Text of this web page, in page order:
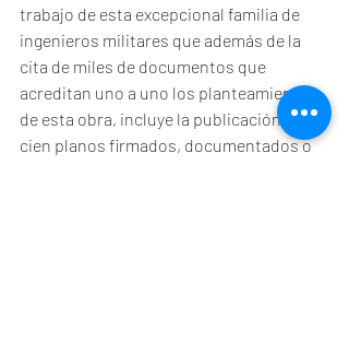
trabajo de esta excepcional familia de
ingenieros militares que además de la
cita de miles de documentos que
acreditan uno a uno los planteamientos
de esta obra, incluye la publicación de
cien planos firmados, documentados o